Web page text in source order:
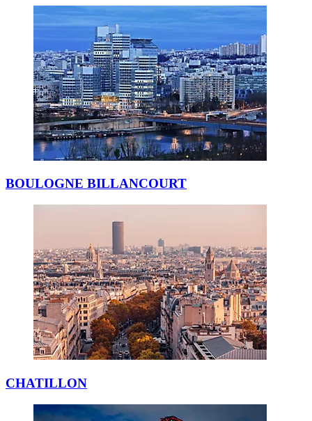
BOULOGNE BILLANCOURT
CHATILLON